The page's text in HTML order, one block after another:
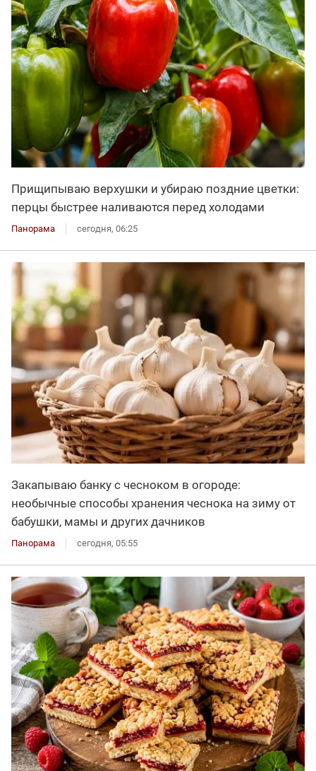
Прищипываю верхушки и убираю поздние цветки:
перцы быстрее наливаются перед холодами
Панорама сегодня, 06:25
Закапываю банку с чесноком в огороде:
необычные способы хранения чеснока на зиму от
бабушки, мамы и других дачников
Панорама сегодня, 05:55